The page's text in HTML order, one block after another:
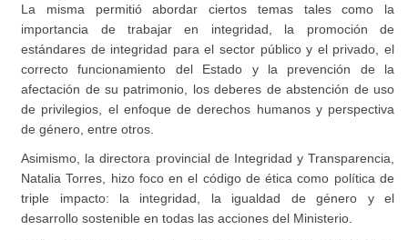
La misma permitió abordar ciertos temas tales como la
importancia de trabajar en integridad, la promoción de
estándares de integridad para el sector público y el privado, el
correcto funcionamiento del Estado y la prevención de la
afectación de su patrimonio, los deberes de abstención de uso
de privilegios, el enfoque de derechos humanos y perspectiva
de género, entre otros.
Asimismo, la directora provincial de Integridad y Transparencia,
Natalia Torres, hizo foco en el código de ética como política de
triple impacto: la integridad, la igualdad de género y el
desarrollo sostenible en todas las acciones del Ministerio.